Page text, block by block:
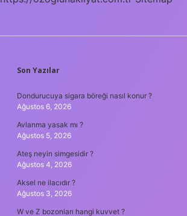
SIDEBAR
Son Yazılar
Dondurucuya sigara böreği nasıl konur ?
Ağustos 6, 2026
Avlanma yasak mı ?
Ağustos 5, 2026
Ateş neyin simgesidir ?
Ağustos 4, 2026
Aksel ne ilacıdır ?
Ağustos 3, 2026
W ve Z bozonları hangi kuvvet ?